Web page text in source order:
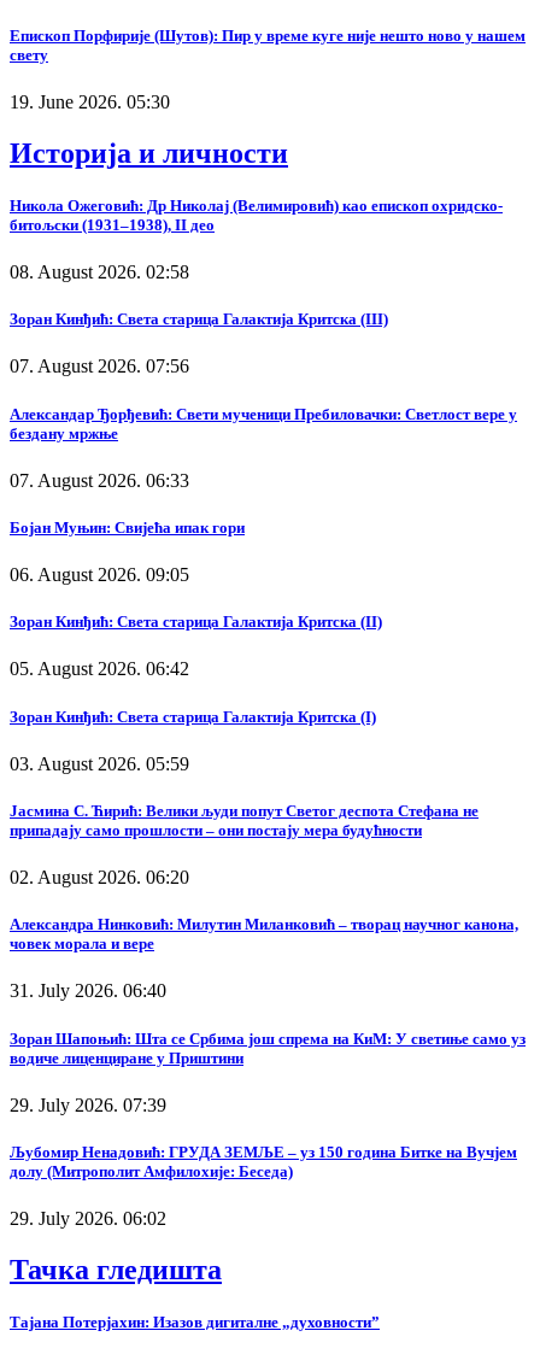
Епископ Порфирије (Шутов): Пир у време куге није нешто ново у нашем
свету
19. June 2026. 05:30
Историја и личности
Никола Ожеговић: Др Николај (Велимировић) као епископ охридско-
битољски (1931–1938), II део
08. August 2026. 02:58
Зоран Кинђић: Света старица Галактија Критска (III)
07. August 2026. 07:56
Александар Ђорђевић: Свети мученици Пребиловачки: Светлост вере у
бездану мржње
07. August 2026. 06:33
Бојан Муњин: Свијећа ипак гори
06. August 2026. 09:05
Зоран Кинђић: Света старица Галактија Критска (II)
05. August 2026. 06:42
Зоран Кинђић: Света старица Галактија Критска (I)
03. August 2026. 05:59
Јасмина С. Ћирић: Велики људи попут Светог деспота Стефана не
припадају само прошлости – они постају мера будућности
02. August 2026. 06:20
Александра Нинковић: Милутин Миланковић – творац научног канона,
човек морала и вере
31. July 2026. 06:40
Зоран Шапоњић: Шта се Србима још спрема на КиМ: У светиње само уз
водиче лиценциране у Приштини
29. July 2026. 07:39
Љубомир Ненадовић: ГРУДА ЗЕМЉЕ – уз 150 година Битке на Вучјем
долу (Митрополит Амфилохије: Беседа)
29. July 2026. 06:02
Тачка гледишта
Тајана Потерјахин: Изазов дигиталне „духовности”